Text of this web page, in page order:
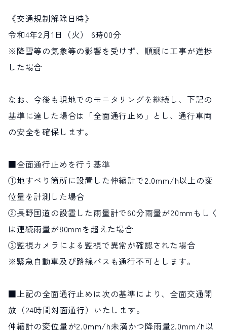
《交通規制解除日時》
令和4年2月1日（火） 6時00分
※降雪等の気象等の影響を受けず、順調に工事が進捗
した場合
なお、今後も現地でのモニタリングを継続し、下記の
基準に達した場合は「全面通行止め」とし、通行車両
の安全を確保します。
■全面通行止めを行う基準
①地すべり箇所に設置した伸縮計で2.0mm/h以上の変
位量を計測した場合
②長野国道の設置した雨量計で60分雨量が20mmもしく
は連続雨量が80mmを超えた場合
③監視カメラによる監視で異常が確認された場合
※緊急自動車及び路線バスも通行不可とします。
■上記の全面通行止めは次の基準により、全面交通開
放（24時間対面通行）いたします。
伸縮計の変位量が2.0mm/h未満かつ降雨量2.0mm/h以